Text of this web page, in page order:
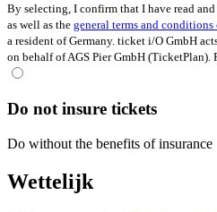
By selecting, I confirm that I have read and
as well as the general terms and conditions
a resident of Germany. ticket i/O GmbH
on behalf of AGS Pier GmbH (TicketPlan).
Do not insure tickets
Do without the benefits of insurance
Wettelijk